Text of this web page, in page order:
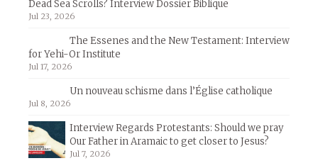
Dead Sea Scrolls? Interview Dossier Biblique
Jul 23, 2026
The Essenes and the New Testament: Interview
for Yehi-Or Institute
Jul 17, 2026
Un nouveau schisme dans l’Église catholique
Jul 8, 2026
Interview Regards Protestants: Should we pray
Our Father in Aramaic to get closer to Jesus?
Jul 7, 2026